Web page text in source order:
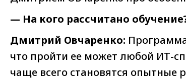
— На кого рассчитано
Дмитрий Овчаренко:
что пройти ее может любой ИТ-
чаще всего становятся опытные